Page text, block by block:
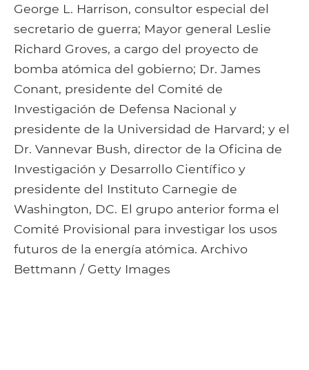
George L. Harrison, consultor especial del
secretario de guerra; Mayor general Leslie
Richard Groves, a cargo del proyecto de
bomba atómica del gobierno; Dr. James
Conant, presidente del Comité de
Investigación de Defensa Nacional y
presidente de la Universidad de Harvard; y el
Dr. Vannevar Bush, director de la Oficina de
Investigación y Desarrollo Científico y
presidente del Instituto Carnegie de
Washington, DC. El grupo anterior forma el
Comité Provisional para investigar los usos
futuros de la energía atómica. Archivo
Bettmann / Getty Images